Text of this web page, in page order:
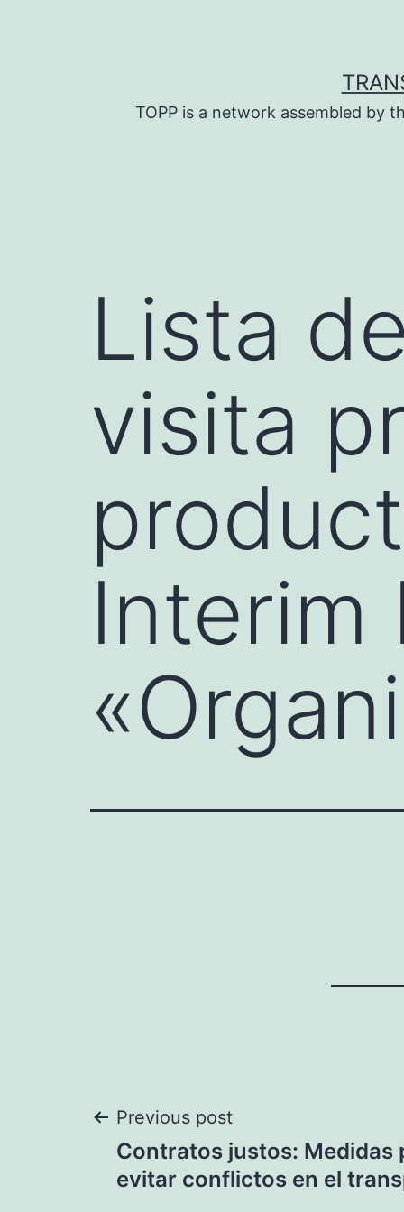
TOPP is a network assembled by
Lista
visita
Interim
Navegación
de
Previous post
Contratos justos: Medidas
evitar conflictos en el